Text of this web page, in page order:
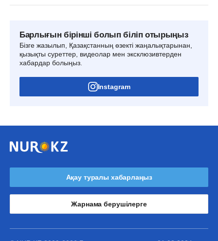
Барлығын бірінші болып біліп отырыңыз
Бізге жазылып, Қазақстанның өзекті жаңалықтарынан,
қызықты суреттер, видеолар мен эксклюзивтерден
хабардар болыңыз.
Instagram
Ақау туралы хабарлаңыз
Жарнама берушілерге